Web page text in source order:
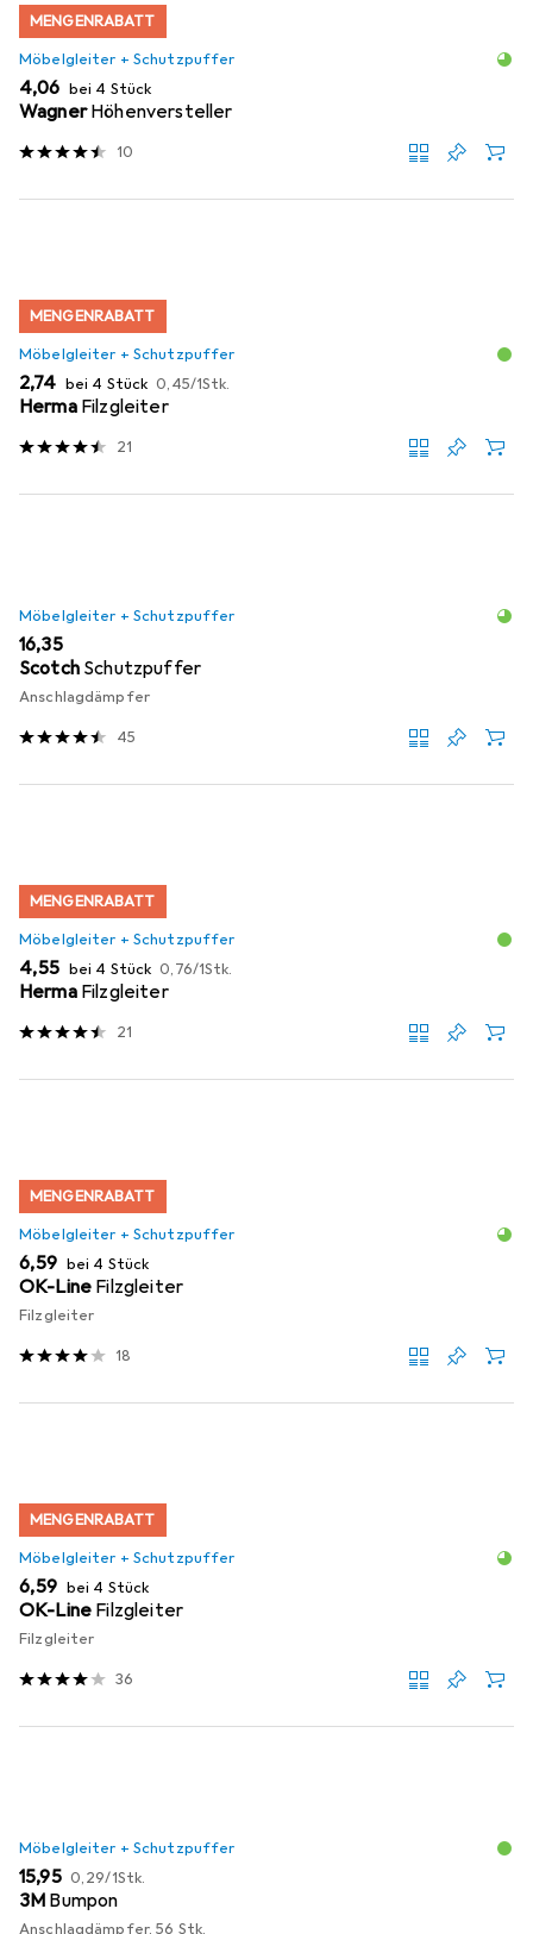
MENGENRABATT
Möbelgleiter + Schutzpuffer
EUR
4,06 bei 4 Stück
Wagner Höhenversteller
10
MENGENRABATT
Möbelgleiter + Schutzpuffer
EUR
2,74 bei 4 Stück EUR
0,45/1Stk.
Herma Filzgleiter
21
Möbelgleiter + Schutzpuffer
EUR
16,35
Scotch Schutzpuffer
Anschlagdämpfer
45
MENGENRABATT
Möbelgleiter + Schutzpuffer
EUR
4,55 bei 4 Stück EUR
0,76/1Stk.
Herma Filzgleiter
21
MENGENRABATT
Möbelgleiter + Schutzpuffer
EUR
6,59 bei 4 Stück
OK-Line Filzgleiter
Filzgleiter
18
MENGENRABATT
Möbelgleiter + Schutzpuffer
EUR
6,59 bei 4 Stück
OK-Line Filzgleiter
Filzgleiter
36
Möbelgleiter + Schutzpuffer
EUR
15,95 EUR
0,29/1Stk.
3M Bumpon
Anschlagdämpfer, 56 Stk.